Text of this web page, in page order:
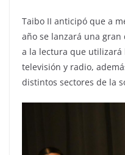
Taibo II anticipó que a
año se lanzará una
a la lectura que utilizará
televisión y radio,
distintos sectores de la